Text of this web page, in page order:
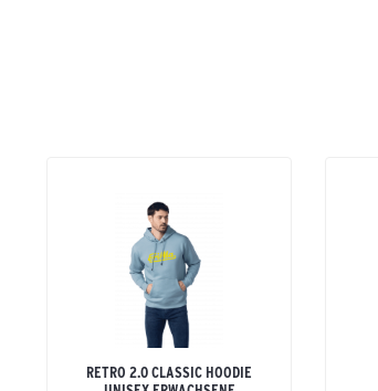
RETRO 2.0 CLASSIC HOODIE